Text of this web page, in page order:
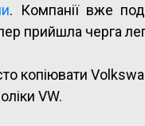
. Компанії вже
прийшла черга
копіювати
VW.